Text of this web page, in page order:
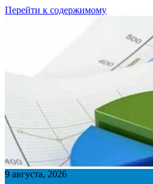
Перейти к содержимому
9 августа, 2026